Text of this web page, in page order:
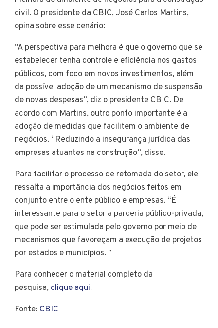
civil. O presidente da CBIC, José Carlos Martins,
opina sobre esse cenário:
“A perspectiva para melhora é que o governo que se
estabelecer tenha controle e eficiência nos gastos
públicos, com foco em novos investimentos, além
da possível adoção de um mecanismo de suspensão
de novas despesas”, diz o presidente CBIC. De
acordo com Martins, outro ponto importante é a
adoção de medidas que facilitem o ambiente de
negócios. “Reduzindo a insegurança jurídica das
empresas atuantes na construção”, disse.
Para facilitar o processo de retomada do setor, ele
ressalta a importância dos negócios feitos em
conjunto entre o ente público e empresas. “É
interessante para o setor a parceria público-privada,
que pode ser estimulada pelo governo por meio de
mecanismos que favoreçam a execução de projetos
por estados e municípios. ”
Para conhecer o material completo da
pesquisa, clique aqui.
Fonte: CBIC